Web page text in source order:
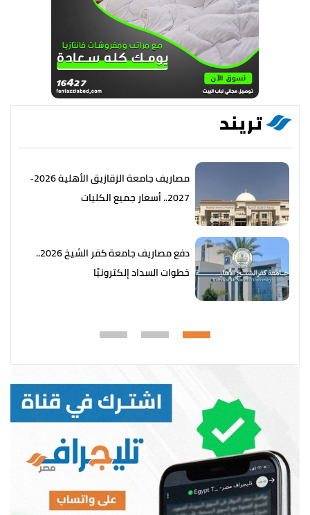
تريند
مصاريف جامعة الزقازيق الأهلية 2026-
2027.. أسعار جميع الكليات
دفع مصاريف جامعة كفر الشيخ 2026..
خطوات السداد إلكترونيًا